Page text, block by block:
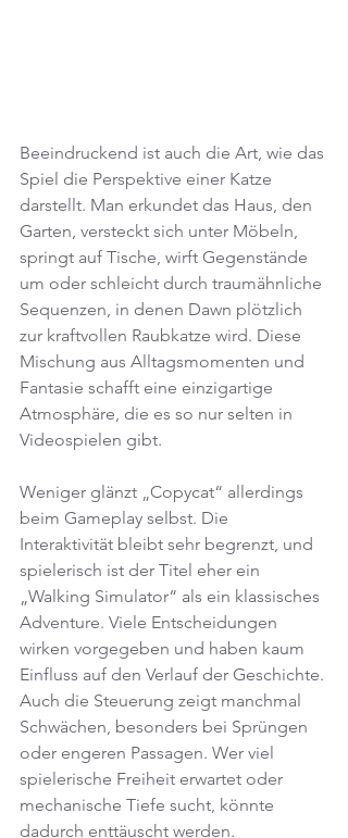
Beeindruckend ist auch die Art, wie das
Spiel die Perspektive einer Katze
darstellt. Man erkundet das Haus, den
Garten, versteckt sich unter Möbeln,
springt auf Tische, wirft Gegenstände
um oder schleicht durch traumähnliche
Sequenzen, in denen Dawn plötzlich
zur kraftvollen Raubkatze wird. Diese
Mischung aus Alltagsmomenten und
Fantasie schafft eine einzigartige
Atmosphäre, die es so nur selten in
Videospielen gibt.
Weniger glänzt „Copycat“ allerdings
beim Gameplay selbst. Die
Interaktivität bleibt sehr begrenzt, und
spielerisch ist der Titel eher ein
„Walking Simulator“ als ein klassisches
Adventure. Viele Entscheidungen
wirken vorgegeben und haben kaum
Einfluss auf den Verlauf der Geschichte.
Auch die Steuerung zeigt manchmal
Schwächen, besonders bei Sprüngen
oder engeren Passagen. Wer viel
spielerische Freiheit erwartet oder
mechanische Tiefe sucht, könnte
dadurch enttäuscht werden.